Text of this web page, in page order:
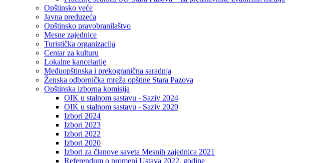
Opštinsko veće
Javna preduzeća
Opštinsko pravobranilaštvo
Mesne zajednice
Turistička organizacija
Centar za kulturu
Lokalne kancelarije
Međuopštinska i prekogranična saradnja
Ženska odbornička mreža opštine Stara Pazova
Opštinska izborna komisija
OIK u stalnom sastavu - Saziv 2024
OIK u stalnom sastavu - Saziv 2020
Izbori 2024
Izbori 2023
Izbori 2022
Izbori 2020
Izbori za članove saveta Mesnih zajednica 2021
Referendum o promeni Ustava 2022. godine